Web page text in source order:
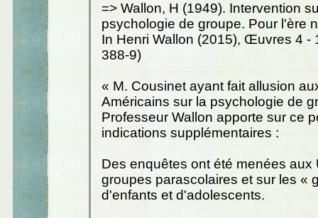
=> Wallon, H (1949). Intervention
psychologie de groupe. Pour l'ère
In Henri Wallon (2015), Œuvres 4 -
388-9)
« M. Cousinet ayant fait allusion
Américains sur la psychologie de
Professeur Wallon apporte sur ce
indications supplémentaires :
Des enquêtes ont été menées aux
groupes parascolaires et sur les «
d'enfants et d'adolescents.